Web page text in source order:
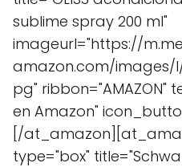
sublime spray 200 ml"
imageurl="https://
amazon.com/images/I/
pg"
en Amazon"
[/
type="box"